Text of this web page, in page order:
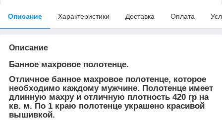
Описание Характеристики Доставка Оплата
Описание
Банное махровое полотенце.
Отличное банное махровое полотенце, которое
необходимо каждому мужчине. Полотенце имеет
длинную махру и отличную плотность 420 гр на
кв. м. По 1 краю полотенце украшено красивой
вышивкой.